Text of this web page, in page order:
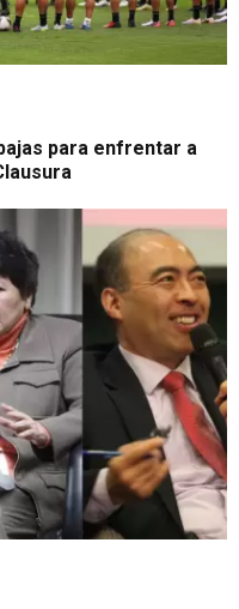
para enfrentar a